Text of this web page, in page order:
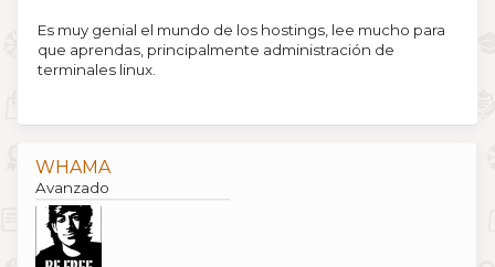
Es muy genial el mundo de los hostings, lee mucho para
que aprendas, principalmente administración de
terminales linux.
WHAMA
Avanzado